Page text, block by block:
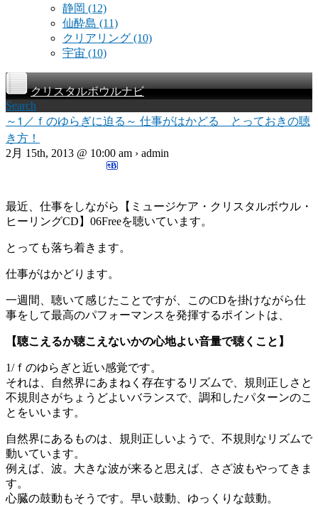
静岡 (12)
仙酔島 (11)
クリアリング (10)
宇宙 (10)
クリスタルボウルナビ
Search
～1／ｆのゆらぎに迫る～ 仕事がはかどる とっておきの聴
き方！
2月 15th, 2013 @ 10:00 am › admin
最近、仕事をしながら【ミュージケア・クリスタルボウル・
ヒーリングCD】06Freeを聴いています。
とっても落ち着きます。
仕事がはかどります。
一週間、聴いて感じたことですが、このCDを掛けながら仕
事をして最高のパフォーマンスを発揮するポイントは、
【聴こえるか聴こえないかの心地よい音量で聴くこと】
1/ｆのゆらぎと近い感覚です。
それは、自然界にあまねく存在するリズムで、規則正しさと
不規則さがちょうどよいバランスで、調和したパターンのこ
とをいいます。
自然界にあるものは、規則正しいようで、不規則なリズムで
動いています。
例えば、波。大きな波が来ると思えば、さざ波もやってきま
す。
心臓の鼓動もそうです。早い鼓動、ゆっくりな鼓動。